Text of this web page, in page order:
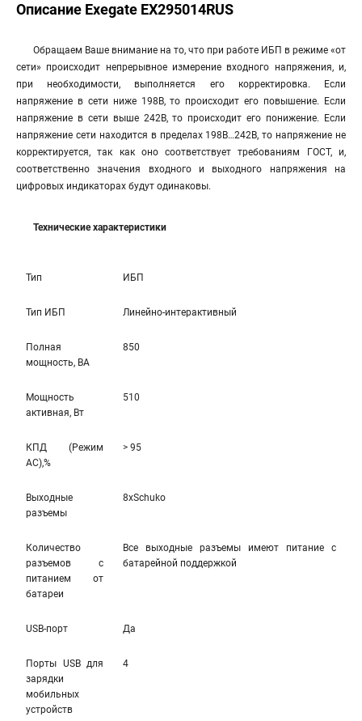
Описание Exegate EX295014RUS
Обращаем Ваше внимание на то, что при работе ИБП в режиме «от
сети» происходит непрерывное измерение входного напряжения, и,
при необходимости, выполняется его корректировка. Если
напряжение в сети ниже 198В, то происходит его повышение. Если
напряжение в сети выше 242В, то происходит его понижение. Если
напряжение сети находится в пределах 198В…242В, то напряжение не
корректируется, так как оно соответствует требованиям ГОСТ, и,
соответственно значения входного и выходного напряжения на
цифровых индикаторах будут одинаковы.
Технические характеристики
Тип ИБП
Тип ИБП Линейно-интерактивный
Полная
мощность, ВА
850
Мощность
активная, Вт
510
КПД (Режим
AC),%
> 95
Выходные
разъемы
8xSchuko
Количество
разъемов с
питанием от
батареи
Все выходные разъемы имеют питание с
батарейной поддержкой
USB-порт Да
Порты USB для
зарядки
мобильных
устройств
4